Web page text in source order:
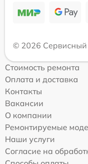
© 2026 Сервисный
Стоимость ремонта
Оплата и доставка
Контакты
Вакансии
О компании
Ремонтируемые
Наши услуги
Согласие на